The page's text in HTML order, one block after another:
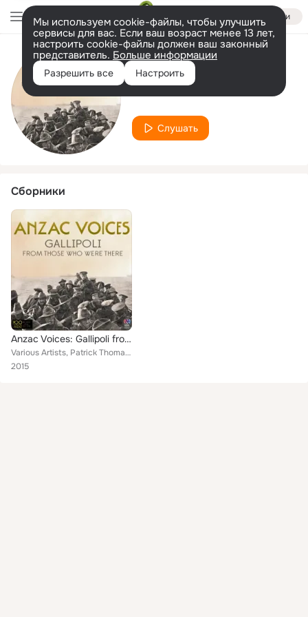
Войти
Мы используем cookie-файлы, чтобы улучшить
сервисы для вас. Если ваш возраст менее 13 лет,
настроить cookie-файлы должен ваш законный
представитель. Больше информации
Разрешить все Настроить
Исполнитель
Ethel Wilkinson
Слушать
Сборники
Anzac Voices: Gallipoli from Those Who Were There
Various Artists, Patrick Thomas, Andrew Greene, Jeffrey Tate, Sally Whitwell, Adelaide Symphony Orchestra, Stuart Challender, Be...
2015